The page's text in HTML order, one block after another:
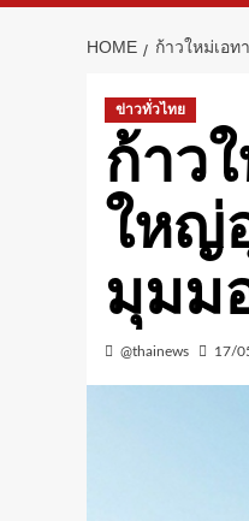
HOME ก้าวใหม่เอ
ข่าวทั่วไทย
ก้าว
ใหญ่
มุมม
@thainews 17/